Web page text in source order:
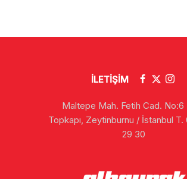
İLETİŞİM
Maltepe Mah. Fetih Cad. No:6
Topkapı, Zeytinburnu / İstanbul T.
29 30